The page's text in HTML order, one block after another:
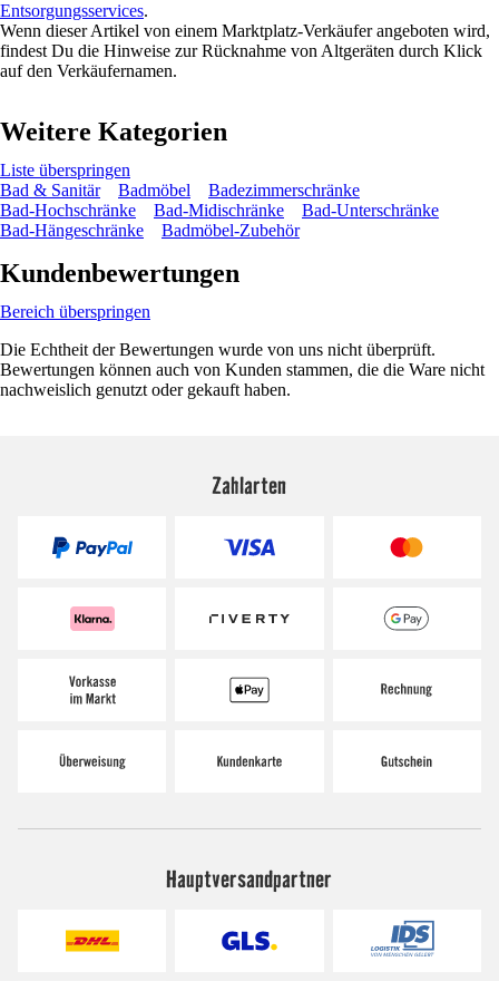
Entsorgungsservices.
Wenn dieser Artikel von einem Marktplatz-Verkäufer angeboten wird,
findest Du die Hinweise zur Rücknahme von Altgeräten durch Klick
auf den Verkäufernamen.
Weitere Kategorien
Liste überspringen
Bad & Sanitär
Badmöbel
Badezimmerschränke
Bad-Hochschränke
Bad-Midischränke
Bad-Unterschränke
Bad-Hängeschränke
Badmöbel-Zubehör
Kundenbewertungen
Bereich überspringen
Die Echtheit der Bewertungen wurde von uns nicht überprüft.
Bewertungen können auch von Kunden stammen, die die Ware nicht
nachweislich genutzt oder gekauft haben.
Zahlarten
Hauptversandpartner